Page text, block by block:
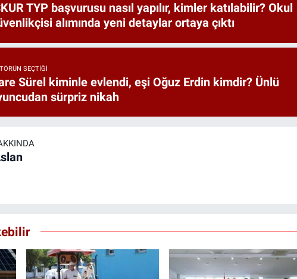
TYP başvurusu nasıl yapılır, kimler katılabilir? Okul
alımında yeni detaylar ortaya çıktı
SEÇTIĞI
Sürel kiminle evlendi, eşi Oğuz Erdin kimdir? Ünlü
sürpriz nikah